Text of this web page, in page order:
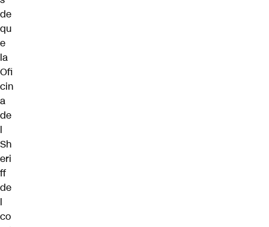
de
qu
e
la
Ofi
cin
a
de
l
Sh
eri
ff
de
l
co